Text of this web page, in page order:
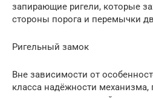
запирающие ригели, которые
стороны порога и перемычки
Ригельный замок
Вне зависимости от
класса надёжности